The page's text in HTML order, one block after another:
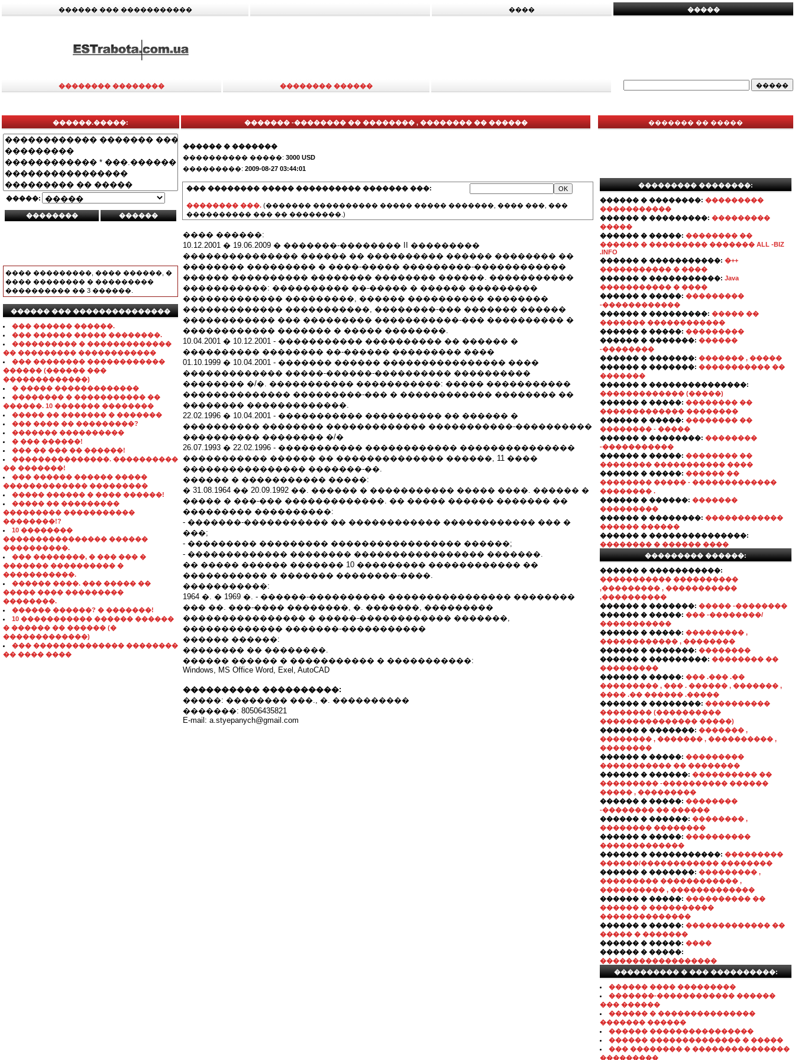
������ ��� ����������� ���� �����
�������� �������� �������� ������
������.�����:
�����:
���� ���������, ���� ������, �
���� �������� � ���������
���������� �� 3 ������.
������ ��� ���������������
��� ������ ������.
��� ������ ����� ��������.
���������� � �������������
�� ��������� ������������
��� �������� ������������
������ (������ ���
�������������)
� ����� �������������
�������� � ����������� ��
������. 10 ������� ��������
����� �� ������� � �������
��� ���� �� ���������?
������� ����������
� ��� ������!
��� �� ��� �� ������!
���������������. ����������
�� �������!
��� ������ ������ �����
������������� ���������
����� ������ � ���� ������!
����� �� ���������
��������� �����������
��������!?
10 ��������
���������������� ������
����������.
��� ��������, � ��� ��� �
������� ���������� �
�����������.
������ ����. ��� ����� ��
����� ���� ���������
��������.
������ ������? � �������!
10 ����������� ������ ������
� ������ �� ������ (�
�������������)
��� �������������� ��������
�� ���� ����
������� -�������� �� �������� , �������� �� ������
������ � �������
���������� �����: 3000 USD
���������: 2009-08-27 03:44:01
��� �������� ����� ���������� ������� ���:
�������� ���. (������� ���������� ����� ����� �������, ���� ���, ���
���������� ��� �� ��������.)
���� ������:
10.12.2001 � 19.06.2009 � �������-�������� II ���������
��������������� ������ �� ���������� ������ �������� ��
�������� ��������� � ����-����� ���������-������������
������ ���������� �������� �������� ������. �����������
�����������: ���������� ��-����� � ������ ���������
������������� ���������, ������ ���������� ��������
������������� �����������, ��������-��� ������� ������
������������ ��� ��������� �����������-��� ���������� �
������������ ������� � ����� ��������.
10.04.2001 � 10.12.2001 - ����������� ���������� �� ������ �
���������� �������� ��-������ ��������� ����
01.10.1999 � 10.04.2001 - ������� ������ ���������������� ����
������������� �����-������-���������� ����������
�������� �/�. ����������� �����������: ����� �����������
�������������� ���������-��� � ������������ �������� ��
�������� �������������.
22.02.1996 � 10.04.2001 - ����������� ���������� �� ������ �
���������� �������� ������������� �����������-����������
���������� �������� �/�
26.07.1993 � 22.02.1996 - ����������� ������������ ���������������
����������� ������ �� �������������� ������, 11 ����
���������������� �������-��.
������ � ����������� �����:
� 31.08.1964 �� 20.09.1992 ��. ������ � ����������� ����� ����. ������ �
����� � ���-��� �������������. �� ����� ������ ������� ��
��������� ����������:
- �������-����������� �� ������������ ������������ ��� �
���;
- ��������� ��������� ����������������� ������;
- ������������� �������� ����������������� �������.
�� ����� ������ ������� 10 ��������� ������������ ��
����������� � ������� ��������-����.
�����������:
1964 �. � 1969 �. - ������-���������� ���������������� ��������
��� ��. ���-���� ��������, �. �������, ���������
���������������� � �����-������������ �������,
������������� �������-�����������
������ ������:
�������� �� ��������.
������ ������ � ����������� � �����������:
Windows, MS Office Word, Exel, AutoCAD
���������� ����������:
�����: �������� ���., �. ����������
�������: 80506435821
E-mail: a.styepanych@gmail.com
������� �� �����
��������� ��������:
������ � ��������: ���������
�����������
������ � ���������: ���������
�����
������ � �����: �������� ��
������ � ��������� ������� ALL -BIZ
.INFO
������ � �����������: �++
����������� � ����
������ � �����������: Java
����������� � ����
������ � �����: ���������
-������������
������ � ���������: ����� ��
������� ������������
������ � �����: ���������
������ � �������: ������
-��������
������ � �������: ������� , �����
������ � �������: ����������� ��
�������
������ � ���������������:
������������� (�����)
������ � �����: �������� ��
������������� ��������
������ � �����: �������� ��
�������� - �����
������ � ��������: ��������
-�����������
������ � �����: �������� ��
�������� ����������� ����
������ � �����: ������ ��
�������� ����� - �������������
�������� .
������ � ������: �������
���������
������ � ��������: ������������
������ ������
������ � ���������������:
�������� � ������ ����
��������� ������:
������ � �����������:
����������� ����������
,��������� , �����������
,����������
������ � �������: ����� -��������
������ � �����: ��� -��������/
�����������
������ � �����: ��������� ,
������������ , ��������
������ � �������: ��������
������ � ���������: �������� ��
���������
������ � �����: ��� .��� .��
��������� , ��� . ������ , ������� ,
���� .�� ������ .�����
������ � ��������: ����������
�������� (����������
��������������� �����)
������ � �������: ������� ,
�������� , ������� , ���������� ,
��������
������ � �����: ���������
����������� �� ��������
������ � ������: ���������� ��
��������� -���������� ������
����� , ���������
������ � �����: ��������
-�������� �� ������
������ � ������: �������� ,
�������� ��������
������ � �����: ����������
�������������
������ � �����������: ���������
������/������������ ��������
������ � �������: ��������� ,
��������� ������������ ,
���������� , �������������
������ � �����: ���������� ��
������ � ����������
��������������
������ � �����: ������������� ��
����� � �������
������ � �����: ����
������ � �����:
������������������
���������� � ��� ����������:
������ ���� ���������
�������-������������ ������
��� ������
������ � ���������������
������� ������
������ ����������������
������ �������������� � �����
��� �������� � ���������������
���������